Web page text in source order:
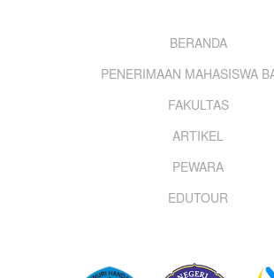
BERANDA
PENERIMAAN MAHASISWA
FAKULTAS
ARTIKEL
PEWARA
EDUTOUR